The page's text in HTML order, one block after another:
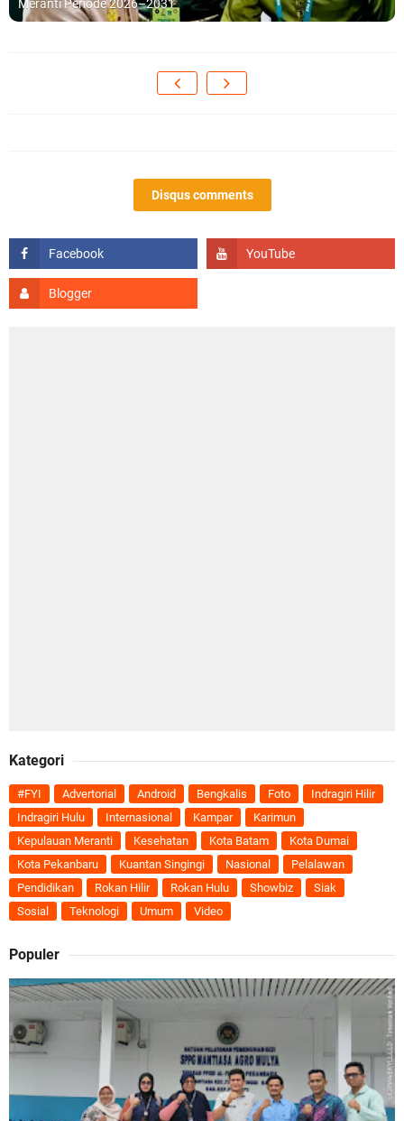
Meranti Periode 2026–2031
Disqus comments
Kategori
#FYI Advertorial Android Bengkalis Foto
Indragiri Hilir
Indragiri Hulu
Internasional Kampar
Karimun
Kepulauan Meranti
Kesehatan Kota Batam
Kota Dumai
Kota Pekanbaru
Kuantan Singingi Nasional
Pelalawan
Pendidikan
Rokan Hilir Rokan Hulu Showbiz
Siak
Sosial
Teknologi Umum Video
Populer